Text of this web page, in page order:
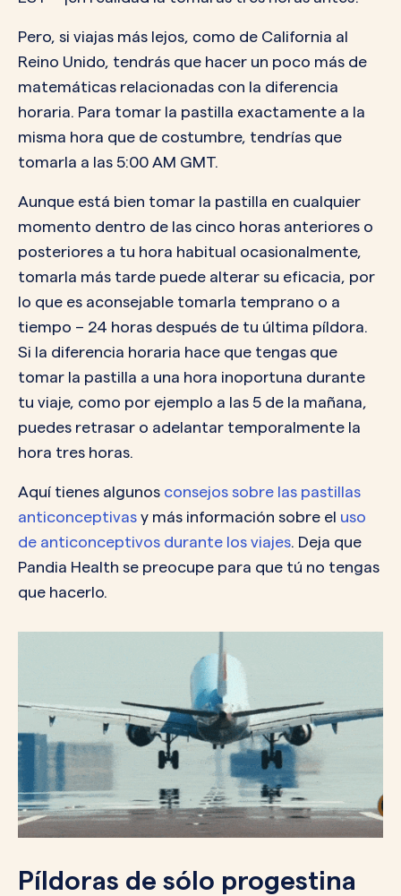
Pero, si viajas más lejos, como de California al
Reino Unido, tendrás que hacer un poco más de
matemáticas relacionadas con la diferencia
horaria. Para tomar la pastilla exactamente a la
misma hora que de costumbre, tendrías que
tomarla a las 5:00 AM GMT.
Aunque está bien tomar la pastilla en cualquier
momento dentro de las cinco horas anteriores o
posteriores a tu hora habitual ocasionalmente,
tomarla más tarde puede alterar su eficacia, por
lo que es aconsejable tomarla temprano o a
tiempo – 24 horas después de tu última píldora.
Si la diferencia horaria hace que tengas que
tomar la pastilla a una hora inoportuna durante
tu viaje, como por ejemplo a las 5 de la mañana,
puedes retrasar o adelantar temporalmente la
hora tres horas.
Aquí tienes algunos consejos sobre las pastillas
anticonceptivas y más información sobre el uso
de anticonceptivos durante los viajes. Deja que
Pandia Health se preocupe para que tú no tengas
que hacerlo.
Píldoras de sólo progestina